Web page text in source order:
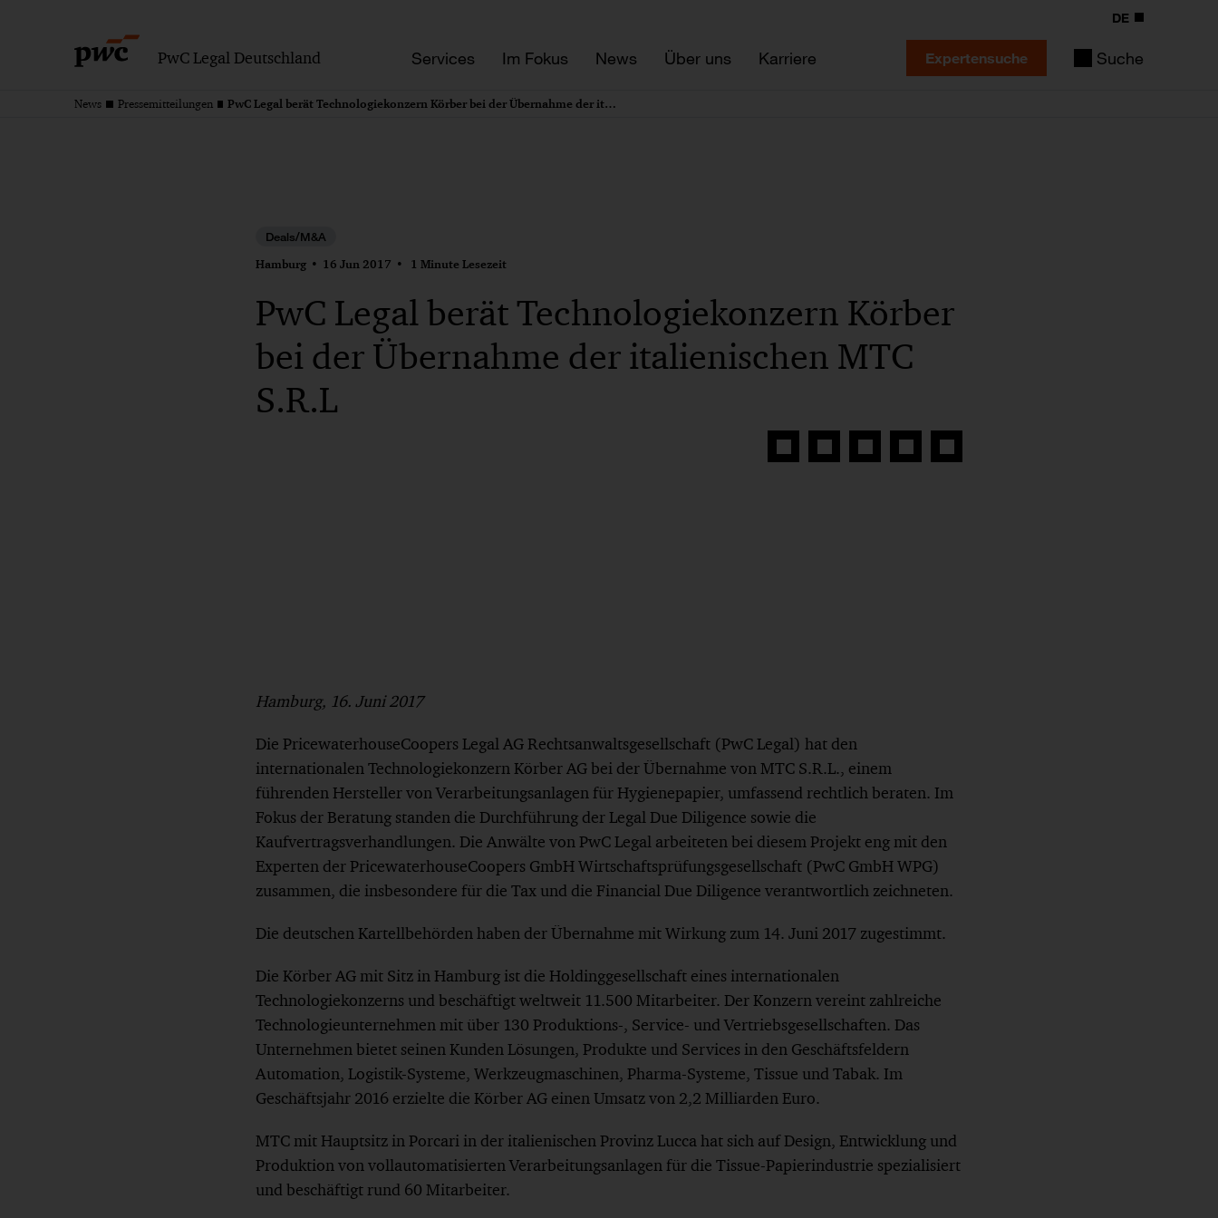
PwC Legal Deutschland Services Im Fokus News Über uns Karriere
DE
Expertensuche Suche
News Pressemitteilungen PwC Legal berät Technologiekonzern Körber bei der Übernahme der italienischen MTC S.R.L
Deals/M&A
Hamburg 16 Jun 2017 1 Minute Lesezeit
PwC Legal berät Technologiekonzern Körber
bei der Übernahme der italienischen MTC
S.R.L
Auf
Auf
Auf
Auf
Link
Hamburg, 16. Juni 2017
Die PricewaterhouseCoopers Legal AG Rechtsanwaltsgesellschaft (PwC Legal) hat den
internationalen Technologiekonzern Körber AG bei der Übernahme von MTC S.R.L., einem
führenden Hersteller von Verarbeitungsanlagen für Hygienepapier, umfassend rechtlich beraten. Im
Fokus der Beratung standen die Durchführung der Legal Due Diligence sowie die
Kaufvertragsverhandlungen. Die Anwälte von PwC Legal arbeiteten bei diesem Projekt eng mit den
Experten der PricewaterhouseCoopers GmbH Wirtschaftsprüfungsgesellschaft (PwC GmbH WPG)
zusammen, die insbesondere für die Tax und die Financial Due Diligence verantwortlich zeichneten.
Die deutschen Kartellbehörden haben der Übernahme mit Wirkung zum 14. Juni 2017 zugestimmt.
Die Körber AG mit Sitz in Hamburg ist die Holdinggesellschaft eines internationalen
Technologiekonzerns und beschäftigt weltweit 11.500 Mitarbeiter. Der Konzern vereint zahlreiche
Technologieunternehmen mit über 130 Produktions-, Service- und Vertriebsgesellschaften. Das
Unternehmen bietet seinen Kunden Lösungen, Produkte und Services in den Geschäftsfeldern
Automation, Logistik-Systeme, Werkzeugmaschinen, Pharma-Systeme, Tissue und Tabak. Im
Geschäftsjahr 2016 erzielte die Körber AG einen Umsatz von 2,2 Milliarden Euro.
MTC mit Hauptsitz in Porcari in der italienischen Provinz Lucca hat sich auf Design, Entwicklung und
Produktion von vollautomatisierten Verarbeitungsanlagen für die Tissue-Papierindustrie spezialisiert
und beschäftigt rund 60 Mitarbeiter.